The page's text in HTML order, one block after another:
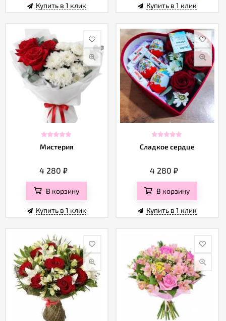
Купить в 1 клик Купить в 1 клик
Мистерия
4 280₽
В корзину
Купить в 1 клик
Сладкое сердце
4 280₽
В корзину
Купить в 1 клик